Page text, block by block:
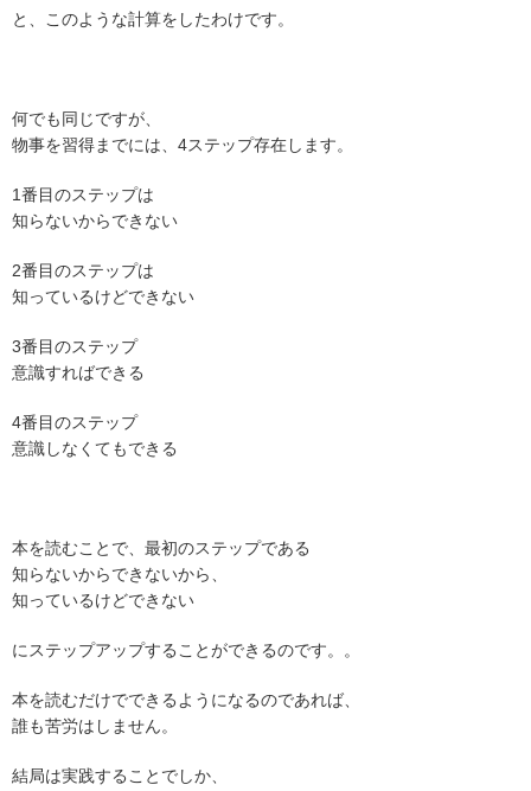
と、このような計算をしたわけです。
何でも同じですが、
物事を習得までには、4ステップ存在します。
1番目のステップは
知らないからできない
2番目のステップは
知っているけどできない
3番目のステップ
意識すればできる
4番目のステップ
意識しなくてもできる
本を読むことで、最初のステップである
知らないからできないから、
知っているけどできない
にステップアップすることができるのです。。
本を読むだけでできるようになるのであれば、
誰も苦労はしません。
結局は実践することでしか、